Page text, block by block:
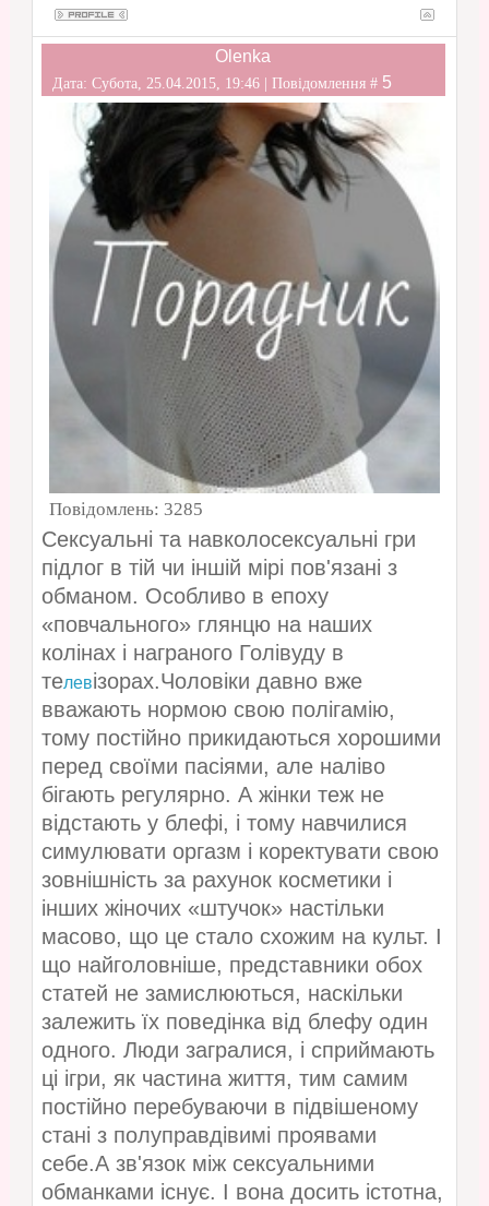
Olenka
Дата: Субота, 25.04.2015, 19:46 | Повідомлення # 5
Повідомлень: 3285
Сексуальні та навколосексуальні гри
підлог в тій чи іншій мірі пов'язані з
обманом. Особливо в епоху
«повчального» глянцю на наших
колінах і награного Голівуду в
телевізорах.Чоловіки давно вже
вважають нормою свою полігамію,
тому постійно прикидаються хорошими
перед своїми пасіями, але наліво
бігають регулярно. А жінки теж не
відстають у блефі, і тому навчилися
симулювати оргазм і коректувати свою
зовнішність за рахунок косметики і
інших жіночих «штучок» настільки
масово, що це стало схожим на культ. І
що найголовніше, представники обох
статей не замислюються, наскільки
залежить їх поведінка від блефу один
одного. Люди загралися, і сприймають
ці ігри, як частина життя, тим самим
постійно перебуваючи в підвішеному
стані з полуправдівимі проявами
себе.А зв'язок між сексуальними
обманками існує. І вона досить істотна,